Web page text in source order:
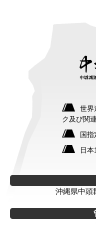
世界
ク及び関
国指
日
沖縄県中頭